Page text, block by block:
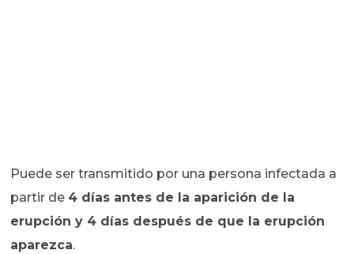
Puede ser transmitido por una persona infectada a
partir de 4 días antes de la aparición de la
erupción y 4 días después de que la erupción
aparezca.